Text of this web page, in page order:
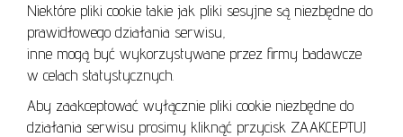
Niektóre pliki cookie takie jak pliki sesyjne są niezbędne do
prawidłowego działania serwisu,
inne mogą być wykorzystywane przez firmy badawcze
w celach statystycznych.
Aby zaakceptować wyłącznie pliki cookie niezbędne do
działania serwisu prosimy kliknąć przycisk ZAAKCEPTUJ
POLITYKA PRYWATNOŚCI
POLITYKA COOKIES